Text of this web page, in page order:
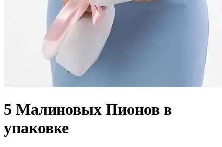
5 Малиновых Пионов в
упаковке